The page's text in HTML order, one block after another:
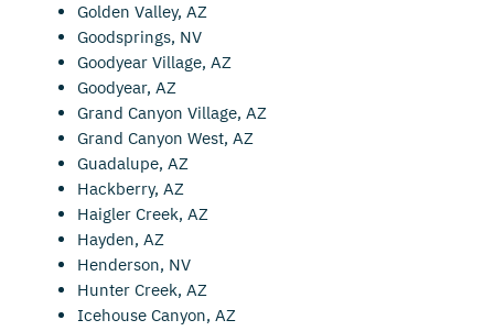
Golden Valley, AZ
Goodsprings, NV
Goodyear Village, AZ
Goodyear, AZ
Grand Canyon Village, AZ
Grand Canyon West, AZ
Guadalupe, AZ
Hackberry, AZ
Haigler Creek, AZ
Hayden, AZ
Henderson, NV
Hunter Creek, AZ
Icehouse Canyon, AZ